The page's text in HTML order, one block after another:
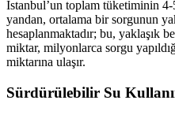
İstanbul’un toplam tüketiminin
yandan, ortalama bir sorgunun
hesaplanmaktadır; bu, yaklaşık
miktar, milyonlarca sorgu
miktarına ulaşır.
Sürdürülebilir Su